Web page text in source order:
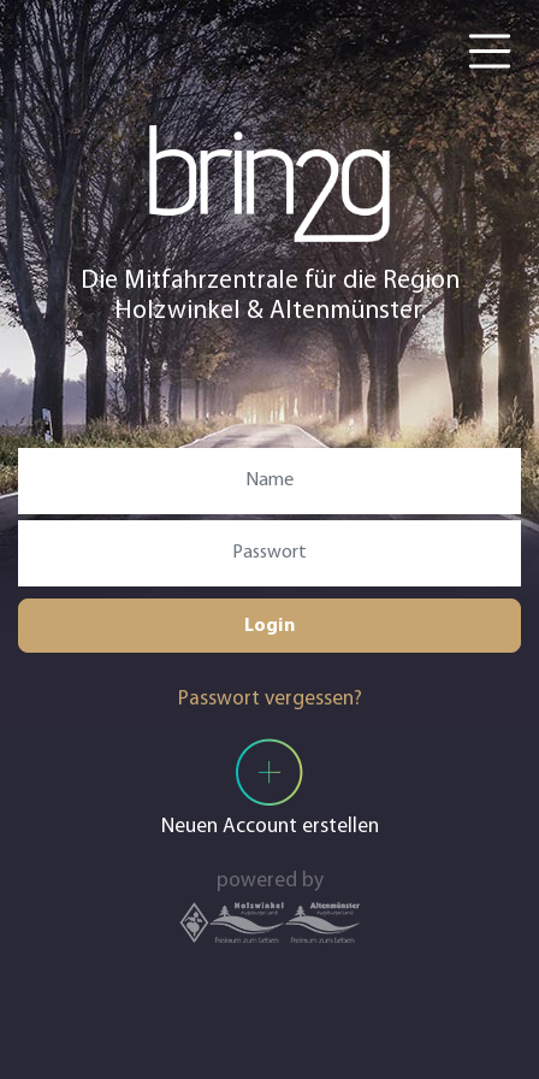
Die Mitfahrzentrale für die Region
Holzwinkel & Altenmünster.
Login
Passwort vergessen?
Neuen Account erstellen
powered by